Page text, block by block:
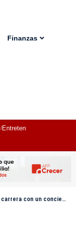
Finanzas
Entretenimiento
junto a más de 60 artistas